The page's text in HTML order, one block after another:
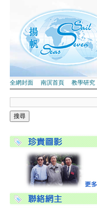
全網封面 南溟首頁 教學研究